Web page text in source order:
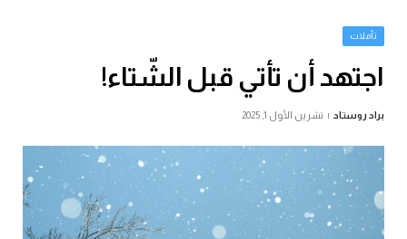
تأملات
اجتهد أن تأتي قبل الشّتاء!
براد روستاد تشرين الأول 1, 2025